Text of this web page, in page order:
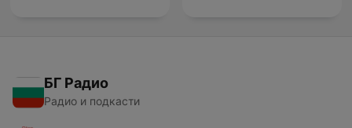
БГ Радио
Радио и подкасти